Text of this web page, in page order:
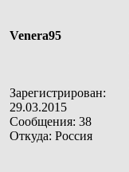
Venera95
Зарегистрирован:
29.03.2015
Сообщения: 38
Откуда: Россия